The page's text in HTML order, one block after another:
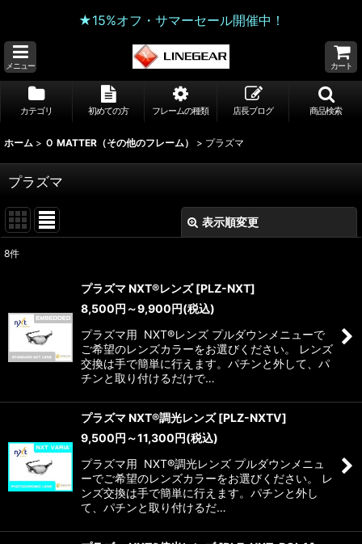
★15%オフ・サマーセール開催中！
メニュー カート
カテゴリ 初めての方 フレームの種類 店長ブログ 商品検索
ホーム > Ｏ MATTER（その他のフレーム） > プラズマ
プラズマ
表示順変更
並び順:
絞り込む
8件
プラズマ NXT®レンズ [PLZ-NXT]
8,500円 ～9,900円(税込)
プラズマ用 NXT®レンズ プルダウンメニューで
ご希望のレンズカラーをお選びください。 レンズ
交換は手で簡単に行えます。パチンと外して、パ
チンと取り付けるだけで…
プラズマ NXT®調光レンズ [PLZ-NXTV]
9,500円 ～11,300円(税込)
プラズマ用 NXT®調光レンズ プルダウンメニュ
ーでご希望のレンズカラーをお選びください。 レ
ンズ交換は手で簡単に行えます。パチンと外し
て、パチンと取り付けるだ…